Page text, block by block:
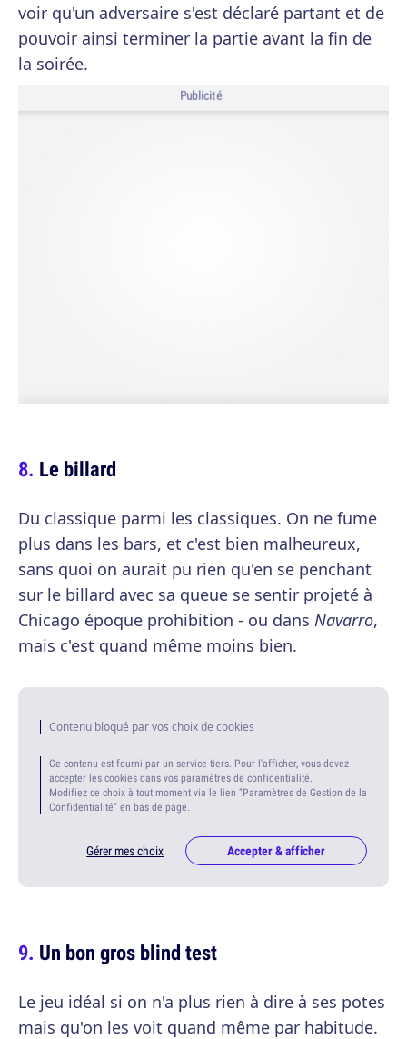
voir qu'un adversaire s'est déclaré partant et de
pouvoir ainsi terminer la partie avant la fin de
la soirée.
Publicité
Le billard
Du classique parmi les classiques. On ne fume
plus dans les bars, et c'est bien malheureux,
sans quoi on aurait pu rien qu'en se penchant
sur le billard avec sa queue se sentir projeté à
Chicago époque prohibition - ou dans Navarro,
mais c'est quand même moins bien.
Contenu bloqué par vos choix de cookies
Ce contenu est fourni par un service tiers. Pour l'afficher, vous devez
accepter les cookies dans vos paramètres de confidentialité.
Modifiez ce choix à tout moment via le lien "Paramètres de Gestion de la
Confidentialité" en bas de page.
Gérer mes choix Accepter & afficher
Un bon gros blind test
Le jeu idéal si on n'a plus rien à dire à ses potes
mais qu'on les voit quand même par habitude.